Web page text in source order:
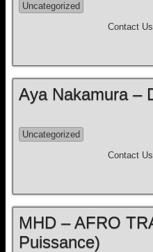
Uncategorized
Contact
Aya Nakamura –
Uncategorized
Contact
MHD – AFRO
Puissance)